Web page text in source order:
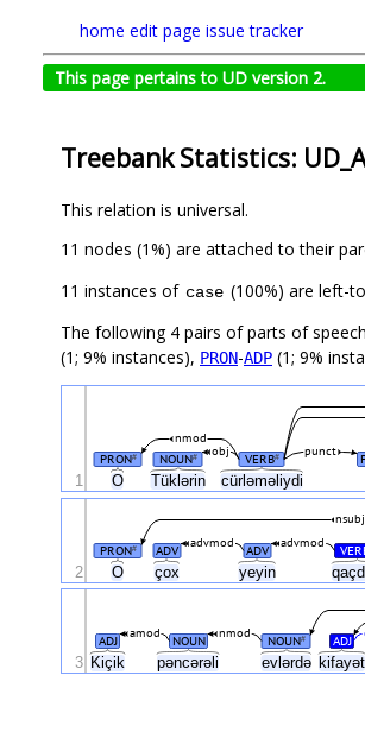
home edit page issue tracker
This page pertains to UD version 2.
Treebank Statistics:
This relation is universal.
11 nodes (1%) are attached to their
11 instances of case (100%) are left-
The following 4 pairs of parts of
(1; 9% instances), PRON-ADP (1; 9%
O Tüklərin cürləməliydi
PRON# NOUN# VERB# punct
obj
nmod
1
O çox yeyin
PRON# ADV ADV
advmod advmod
nsubj
2
Kiçik pəncərəli evlərdə kifayət
ADJ NOUN NOUN# ADJ
amod nmod
3